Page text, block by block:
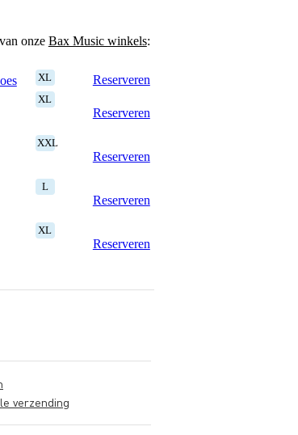
onze Bax Music winkels:
XL
Reserveren
XL
Reserveren
XXL
Reserveren
L
Reserveren
XL
Reserveren
verzending